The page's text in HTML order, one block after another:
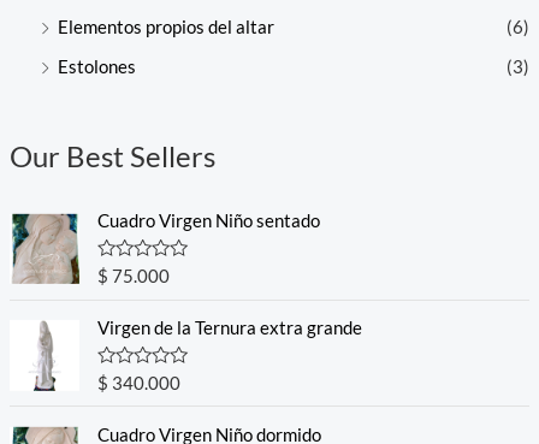
Elementos propios del altar
(6)
Estolones
(3)
Our Best Sellers
Cuadro Virgen Niño sentado
R
a
e
0
o
u
o
$ 75.000
Virgen de la Ternura extra grande
R
a
e
$ 340.000
Cuadro Virgen Niño dormido